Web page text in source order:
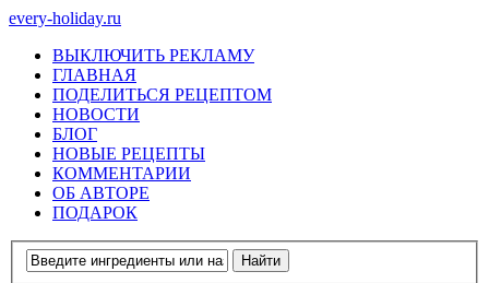
every-holiday.ru
ВЫКЛЮЧИТЬ РЕКЛАМУ
ГЛАВНАЯ
ПОДЕЛИТЬСЯ РЕЦЕПТОМ
НОВОСТИ
БЛОГ
НОВЫЕ РЕЦЕПТЫ
КОММЕНТАРИИ
ОБ АВТОРЕ
ПОДАРОК